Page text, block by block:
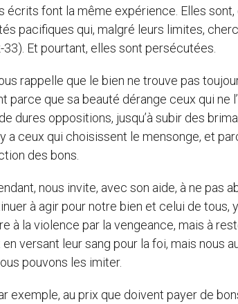
écrits font la même expérience. Elles
pacifiques qui, malgré leurs limites,
33). Et pourtant, elles sont persécutées.
rappelle que le bien ne trouve pas
parce que sa beauté dérange ceux qui ne
dures oppositions, jusqu’à subir des
a ceux qui choisissent le mensonge, et
des bons.
nous invite, avec son aide, à ne pas
à agir pour notre bien et celui de
à la violence par la vengeance, mais à
versant leur sang pour la foi, mais nous
pouvons les imiter.
exemple, au prix que doivent payer de